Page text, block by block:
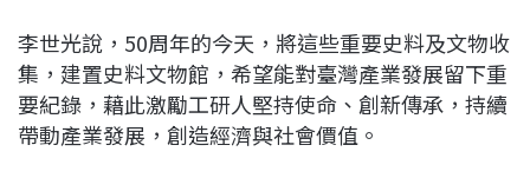
李世光說，50周年的今天，將這些重要史料及文物收
集，建置史料文物館，希望能對臺灣產業發展留下重
要紀錄，藉此激勵工研人堅持使命、創新傳承，持續
帶動產業發展，創造經濟與社會價值。